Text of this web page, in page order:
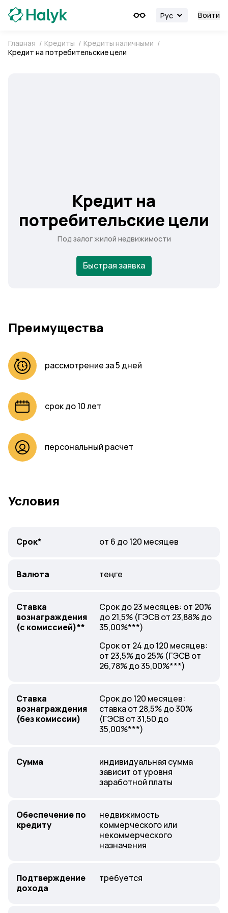
Рус Войти
Главная / Кредиты / Кредиты наличными /
Кредит на потребительские цели
Кредит на
потребительские цели
Под залог жилой недвижимости
Быстрая заявка
Преимущества
рассмотрение за 5 дней
срок до 10 лет
персональный расчет
Условия
Срок* от 6 до 120 месяцев
Валюта теңге
Ставка
вознаграждения
(с комиссией)**
Срок до 23 месяцев: от 20%
до 21,5% (ГЭСВ от 23,88% до
35,00%***)
Срок от 24 до 120 месяцев:
от 23,5% до 25% (ГЭСВ от
26,78% до 35,00%***)
Ставка
вознаграждения
(без комиссии)
Срок до 120 месяцев:
ставка от 28,5% до 30%
(ГЭСВ от 31,50 до
35,00%***)
Сумма
индивидуальная сумма
зависит от уровня
заработной платы
Обеспечение по
кредиту
недвижимость
коммерческого или
некоммерческого
назначения
Подтверждение
дохода
требуется